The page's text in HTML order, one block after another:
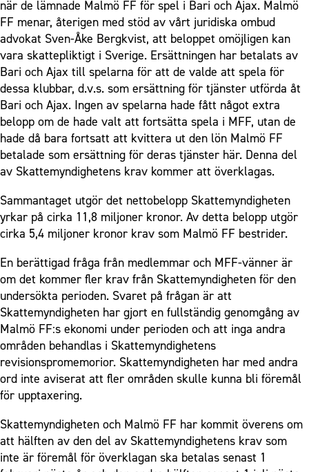
när de lämnade Malmö FF för spel i Bari och Ajax. Malmö
FF menar, återigen med stöd av vårt juridiska ombud
advokat Sven-Åke Bergkvist, att beloppet omöjligen kan
vara skattepliktigt i Sverige. Ersättningen har betalats av
Bari och Ajax till spelarna för att de valde att spela för
dessa klubbar, d.v.s. som ersättning för tjänster utförda åt
Bari och Ajax. Ingen av spelarna hade fått något extra
belopp om de hade valt att fortsätta spela i MFF, utan de
hade då bara fortsatt att kvittera ut den lön Malmö FF
betalade som ersättning för deras tjänster här. Denna del
av Skattemyndighetens krav kommer att överklagas.
Sammantaget utgör det nettobelopp Skattemyndigheten
yrkar på cirka 11,8 miljoner kronor. Av detta belopp utgör
cirka 5,4 miljoner kronor krav som Malmö FF bestrider.
En berättigad fråga från medlemmar och MFF-vänner är
om det kommer fler krav från Skattemyndigheten för den
undersökta perioden. Svaret på frågan är att
Skattemyndigheten har gjort en fullständig genomgång av
Malmö FF:s ekonomi under perioden och att inga andra
områden behandlas i Skattemyndighetens
revisionspromemorior. Skattemyndigheten har med andra
ord inte aviserat att fler områden skulle kunna bli föremål
för upptaxering.
Skattemyndigheten och Malmö FF har kommit överens om
att hälften av den del av Skattemyndighetens krav som
inte är föremål för överklagan ska betalas senast 1